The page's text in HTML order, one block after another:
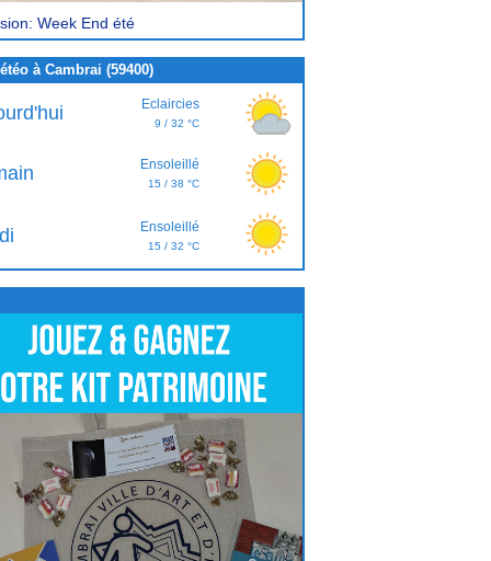
Week End été
à Cambrai (59400)
Eclaircies
9 / 32 °C
Ensoleillé
15 / 38 °C
Ensoleillé
15 / 32 °C